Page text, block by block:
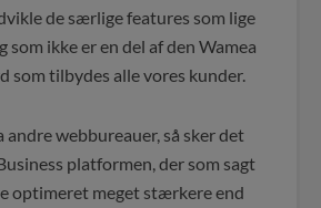
de særlige features som lige
som ikke er en del af den Wamea
som tilbydes alle vores kunder.
webbureauer, så sker det
platformen, der som sagt
optimeret meget stærkere end